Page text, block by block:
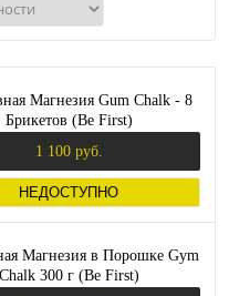
Магнезия Gum Chalk - 8
Брикетов (Be First)
1 100 руб.
НЕДОСТУПНО
Магнезия в Порошке Gym
Chalk 300 г (Be First)